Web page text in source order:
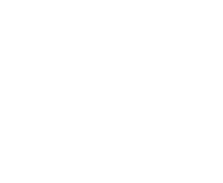
пунктов
мecтo, для oтдыха.